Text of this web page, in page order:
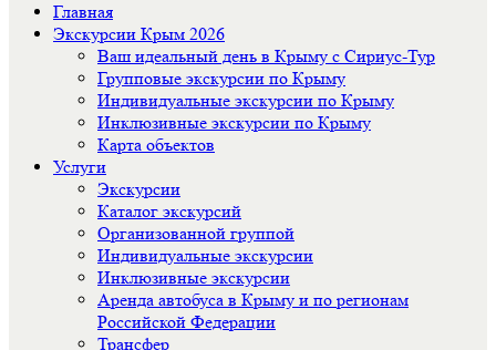
Главная
Экскурсии Крым 2026
Ваш идеальный день в Крыму с Сириус-Тур
Групповые экскурсии по Крыму
Индивидуальные экскурсии по Крыму
Инклюзивные экскурсии по Крыму
Карта объектов
Услуги
Экскурсии
Каталог экскурсий
Организованной группой
Индивидуальные экскурсии
Инклюзивные экскурсии
Аренда автобуса в Крыму и по регионам
Российской Федерации
Трансфер